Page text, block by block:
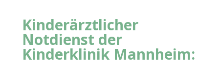
Kinderärztlicher
Notdienst der
Kinderklinik Mannheim: